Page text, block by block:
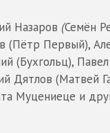
Назаров (Семён
Первый),
(Бухгольц),
Дятлов (Матвей
Муцениеце и